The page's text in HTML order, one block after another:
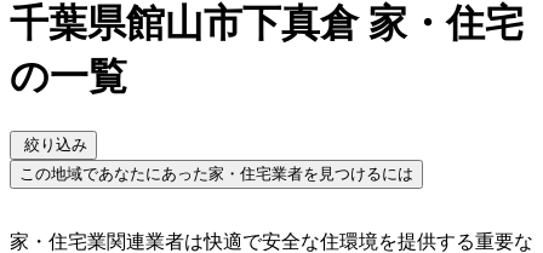
千葉県館山市下真倉 家・住宅
の一覧
絞り込み
この地域であなたにあった家・住宅業者を見つけるには
家・住宅業関連業者は快適で安全な住環境を提供する重要な